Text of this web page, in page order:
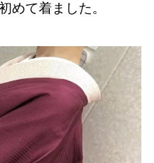
めて着ました。